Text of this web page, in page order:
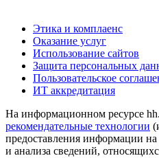
Этика и комплаенс
Оказание услуг
Использование сайтов
Защита персональных
Пользовательское
ИТ аккредитация
На информационном ресурсе
рекомендательные технологии
предоставления информации на
и анализа сведений,